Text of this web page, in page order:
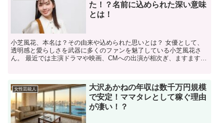
た！？名前に込められた深い意味
とは！
小芝風花、本名は？その由来や込められた思いとは？ 女優として、
透明感と愛らしさを武器に多くのファンを魅了している小芝風花さ
ん。 最近では主演ドラマや映画、CMへの出演が相次ぎ、ますます人
女性芸能人
大沢あかねの年収は数千万円規模
で安定！ママタレとして稼ぐ理由
が凄い！？